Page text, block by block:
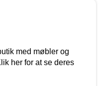
med møbler og
her for at se deres